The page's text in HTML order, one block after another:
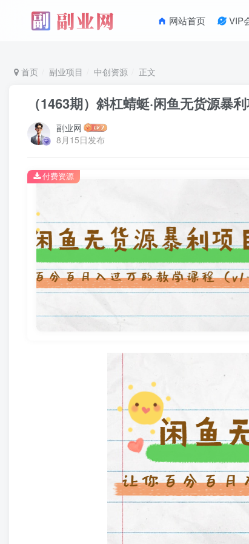
网站首页 VIP
首页 副业项目 中创资源 正文
（1463期）斜杠蜻蜓·闲鱼无货源暴
副业网
8月15日发布
付费资源